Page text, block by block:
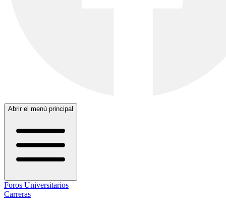
Abrir el menú principal
Foros Universitarios
Carreras